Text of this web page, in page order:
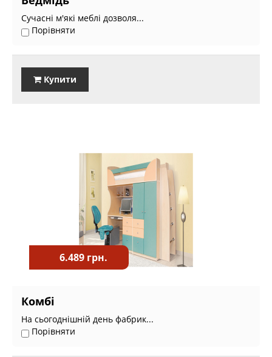
Сучасні м'які меблі дозволя...
Порівняти
Купити
6.489 грн.
Комбі
На сьогоднішній день фабрик...
Порівняти